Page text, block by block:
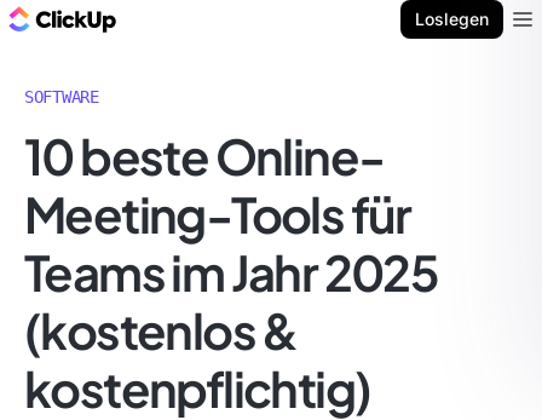
Loslegen
SOFTWARE
10 beste Online-
Meeting-Tools für
Teams im Jahr 2025
(kostenlos &
kostenpflichtig)